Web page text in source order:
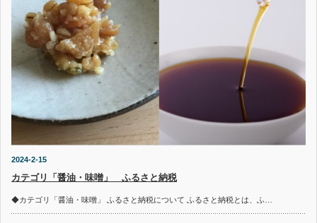
2024-2-15
カテゴリ「醤油・味噌」 ふるさと納税
◆カテゴリ「醤油・味噌」 ふるさと納税について ふるさと納税とは、ふ…